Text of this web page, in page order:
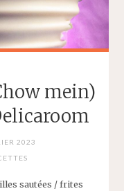
mein)
2023
sautées / frites